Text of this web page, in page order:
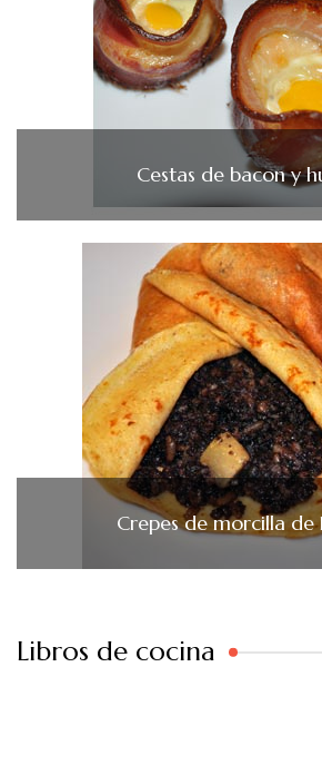
Cestas de bacon y
Crepes de morcilla de
Libros de cocina